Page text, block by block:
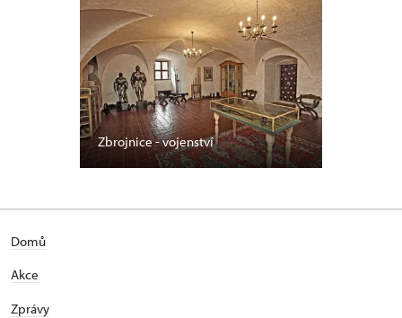
Zbrojnice - vojenství
Domů
Akce
Zprávy